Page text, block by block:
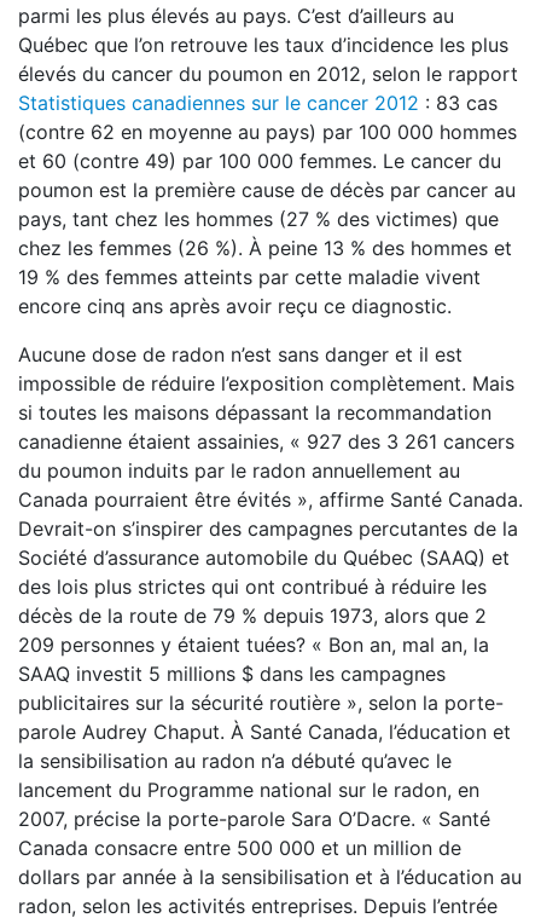
parmi les plus élevés au pays. C’est d’ailleurs au
Québec que l’on retrouve les taux d’incidence les plus
élevés du cancer du poumon en 2012, selon le rapport
Statistiques canadiennes sur le cancer 2012 : 83 cas
(contre 62 en moyenne au pays) par 100 000 hommes
et 60 (contre 49) par 100 000 femmes. Le cancer du
poumon est la première cause de décès par cancer au
pays, tant chez les hommes (27 % des victimes) que
chez les femmes (26 %). À peine 13 % des hommes et
19 % des femmes atteints par cette maladie vivent
encore cinq ans après avoir reçu ce diagnostic.
Aucune dose de radon n’est sans danger et il est
impossible de réduire l’exposition complètement. Mais
si toutes les maisons dépassant la recommandation
canadienne étaient assainies, « 927 des 3 261 cancers
du poumon induits par le radon annuellement au
Canada pourraient être évités », affirme Santé Canada.
Devrait-on s’inspirer des campagnes percutantes de la
Société d’assurance automobile du Québec (SAAQ) et
des lois plus strictes qui ont contribué à réduire les
décès de la route de 79 % depuis 1973, alors que 2
209 personnes y étaient tuées? « Bon an, mal an, la
SAAQ investit 5 millions $ dans les campagnes
publicitaires sur la sécurité routière », selon la porte-
parole Audrey Chaput. À Santé Canada, l’éducation et
la sensibilisation au radon n’a débuté qu’avec le
lancement du Programme national sur le radon, en
2007, précise la porte-parole Sara O’Dacre. « Santé
Canada consacre entre 500 000 et un million de
dollars par année à la sensibilisation et à l’éducation au
radon, selon les activités entreprises. Depuis l’entrée